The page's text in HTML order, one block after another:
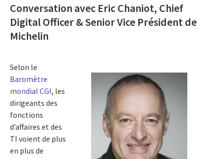
Conversation avec Eric Chaniot, Chief
Digital Officer & Senior Vice Président de
Michelin
Selon le
Baromètre
mondial CGI, les
dirigeants des
fonctions
d’affaires et des
TI voient de plus
en plus de